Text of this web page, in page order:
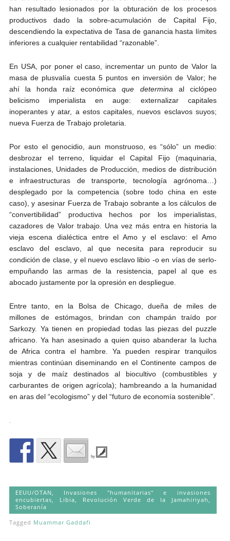
han resultado lesionados por la obturación de los procesos
productivos dado la sobre-acumulación de Capital Fijo,
descendiendo la expectativa de Tasa de ganancia hasta límites
inferiores a cualquier rentabilidad “razonable”.
En USA, por poner el caso, incrementar un punto de Valor la
masa de plusvalía cuesta 5 puntos en inversión de Valor; he
ahí la honda raíz económicaque determina al ciclópeo
belicismo imperialista en auge: externalizar capitales
inoperantes y atar, a estos capitales, nuevos esclavos suyos;
nueva Fuerza de Trabajo proletaria.
Por esto el genocidio, aun monstruoso, es “sólo” un medio:
desbrozar el terreno, liquidar el Capital Fijo (maquinaria,
instalaciones, Unidades de Producción, medios de distribución
e infraestructuras de transporte, tecnología agrónoma…)
desplegado por la competencia (sobre todo china en este
caso), y asesinar Fuerza de Trabajo sobrante a los cálculos de
“convertibilidad” productiva hechos por los imperialistas,
cazadores de Valor trabajo. Una vez más entra en historia la
vieja escena dialéctica entre el Amo y el esclavo: el Amo
esclavo del esclavo, al que necesita para reproducir su
condición de clase, y el nuevo esclavo libio -o en vías de serlo-
empuñando las armas de la resistencia, papel al que es
abocado justamente por la opresión en despliegue.
Entre tanto, en la Bolsa de Chicago, dueña de miles de
millones de estómagos, brindan con champán traído por
Sarkozy. Ya tienen en propiedad todas las piezas del puzzle
africano. Ya han asesinado a quien quiso abanderar la lucha
de Africa contra el hambre. Ya pueden respirar tranquilos
mientras continúan diseminando en el Continente campos de
soja y de maíz destinados al biocultivo (combustibles y
carburantes de origen agrícola); hambreando a la humanidad
en aras del “ecologismo” y del “futuro de economía sostenible”.
by
EEUU/OTAN
Invasiones "humanitarias" e invasiones
encubiertas
Libia Revolución Verde de la Jamahiriyah
Soberanía
Tagged Muammar Gaddafi